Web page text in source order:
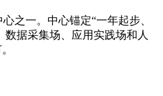
之一。中心锚定“一年起步、
据采集场、应用实践场和人